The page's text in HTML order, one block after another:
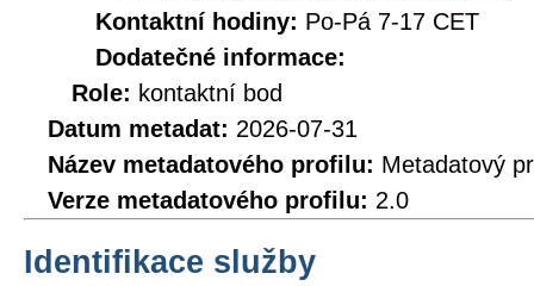
Kontaktní hodiny: Po-Pá 7-17 CET
Dodatečné informace:
Role: kontaktní bod
Datum metadat: 2026-07-31
Název metadatového profilu: Metadatový
Verze metadatového profilu: 2.0
Identifikace služby